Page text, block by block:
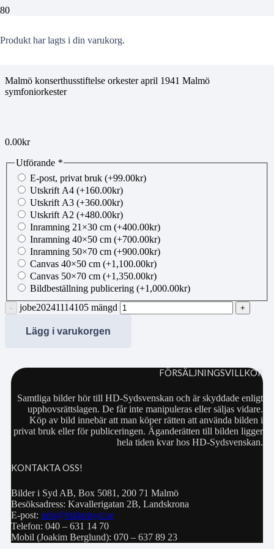
Produkt har lagts i din varukorg.
jobe20241114105
Malmö konserthusstiftelse orkester april 1941 Malmö
symfoniorkester
0.00kr
Utförande *
E-post, privat bruk (+99.00kr)
Utskrift A4 (+160.00kr)
Utskrift A3 (+360.00kr)
Utskrift A2 (+480.00kr)
Inramning 21×30 cm (+400.00kr)
Inramning 40×50 cm (+700.00kr)
Inramning 50×70 cm (+900.00kr)
Canvas 40×50 cm (+1,100.00kr)
Canvas 50×70 cm (+1,350.00kr)
Bildbeställning publicering (+1,000.00kr)
jobe20241114105 mängd
Lägg i varukorgen
FÖRSÄLJNINGSVILLKOR
Samtliga bilder hör till HD-Sydsvenskan och är skyddade enligt
upphovsrättslagen. De får inte manipuleras eller säljas vidare.
Köp av bild innebär att man köper rätten att använda bilden i
privat bruk eller för publiceringen. Äganderätten till bilden ligger
hela tiden kvar hos HD-Sydsvenskan.
KONTAKTA OSS!
Bilder i Syd AB, Box 5081, 200 71 Malmö
Besöksadress: Kavallerigatan 2B, Landskrona
E-post: info@bilderisyd.se
Telefon: 040 – 631 14 70
Mobil (Joakim Berglund): 070 – 637 89 23